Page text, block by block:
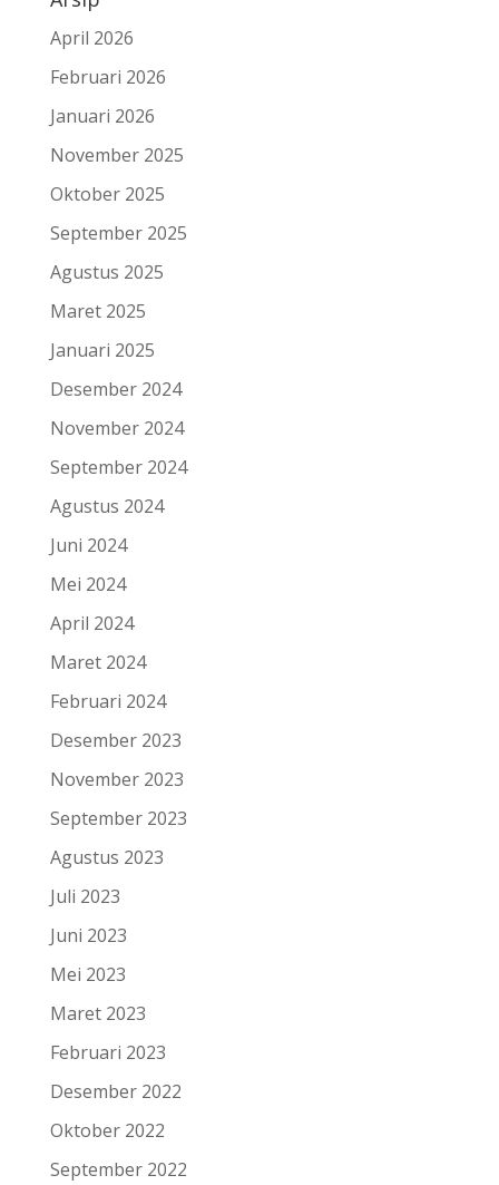
April 2026
Februari 2026
Januari 2026
November 2025
Oktober 2025
September 2025
Agustus 2025
Maret 2025
Januari 2025
Desember 2024
November 2024
September 2024
Agustus 2024
Juni 2024
Mei 2024
April 2024
Maret 2024
Februari 2024
Desember 2023
November 2023
September 2023
Agustus 2023
Juli 2023
Juni 2023
Mei 2023
Maret 2023
Februari 2023
Desember 2022
Oktober 2022
September 2022